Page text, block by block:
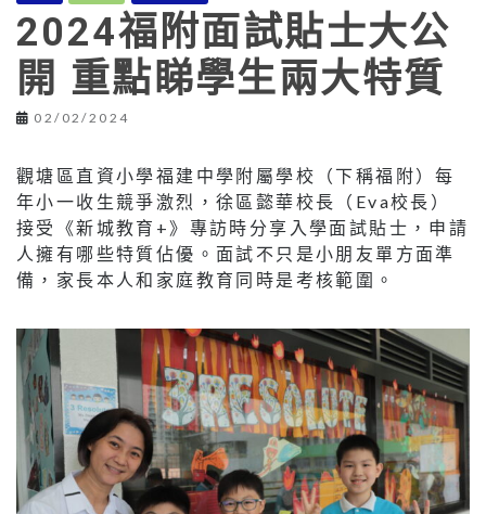
2024福附面試貼士大公
開 重點睇學生兩大特質
02/02/2024
觀塘區直資小學福建中學附屬學校（下稱福附）每
年小一收生競爭激烈，徐區懿華校長（Eva校長）
接受《新城教育+》專訪時分享入學面試貼士，申請
人擁有哪些特質佔優。面試不只是小朋友單方面準
備，家長本人和家庭教育同時是考核範圍。